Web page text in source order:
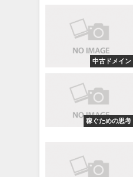
中古ドメイン
稼ぐための思考